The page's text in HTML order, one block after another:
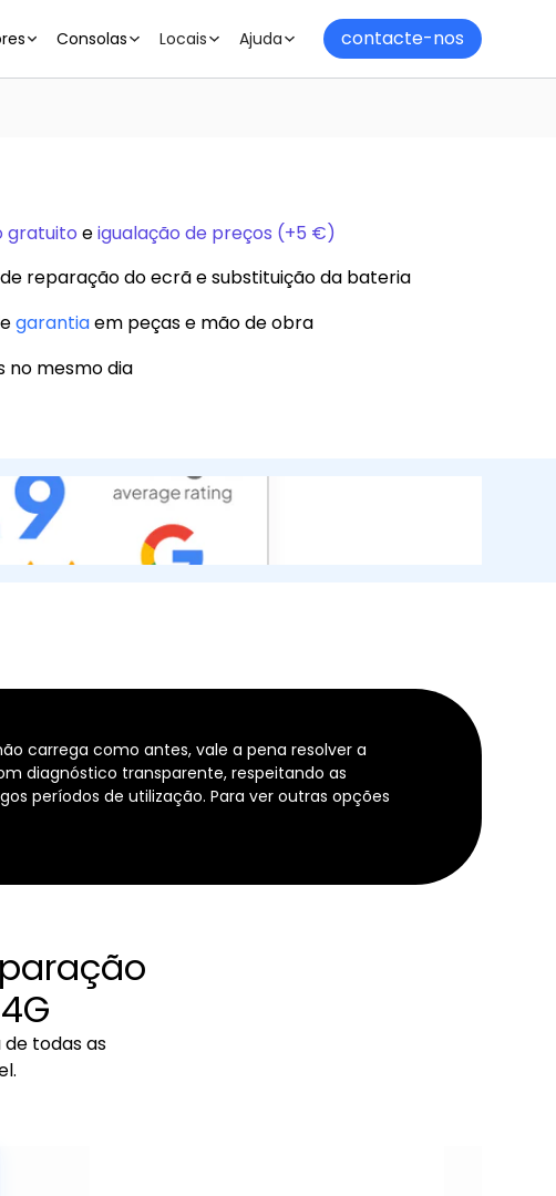
Consolas Locais Ajuda contacte-nos
gratuito eigualação de preços (+5 €)
reparação do ecrã e substituição da bateria
garantiaem peças e mão de obra
no mesmo dia
carrega como antes, vale a pena resolver a
diagnóstico transparente, respeitando as
períodos de utilização. Para ver outras opções
todas as